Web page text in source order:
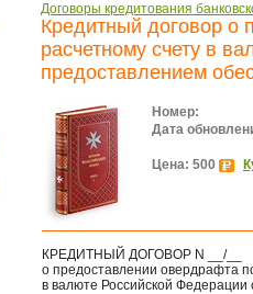
Договоры кредитования
Кредитный договор о
расчетному счету в
предоставлением
Номер:
Дата
Цена: 500
КРЕДИТНЫЙ ДОГОВОР N __/__
о предоставлении овердрафта
в валюте Российской